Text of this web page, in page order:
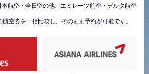
本航空・全日空の他、エミレーツ航空・デルタ航空
空券を一括比較し、そのまま予約が可能です。